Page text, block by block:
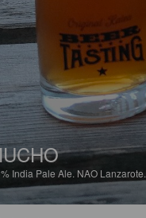
India Pale Ale. NAO Lanzarote.